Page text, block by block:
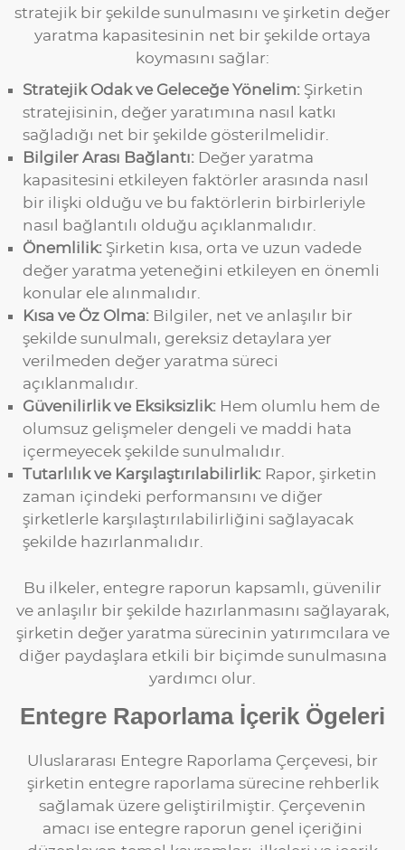
stratejik bir şekilde sunulmasını ve şirketin değer
yaratma kapasitesinin net bir şekilde ortaya
koymasını sağlar:
Stratejik Odak ve Geleceğe Yönelim: Şirketin
stratejisinin, değer yaratımına nasıl katkı
sağladığı net bir şekilde gösterilmelidir.
Bilgiler Arası Bağlantı: Değer yaratma
kapasitesini etkileyen faktörler arasında nasıl
bir ilişki olduğu ve bu faktörlerin birbirleriyle
nasıl bağlantılı olduğu açıklanmalıdır.
Önemlilik: Şirketin kısa, orta ve uzun vadede
değer yaratma yeteneğini etkileyen en önemli
konular ele alınmalıdır.
Kısa ve Öz Olma: Bilgiler, net ve anlaşılır bir
şekilde sunulmalı, gereksiz detaylara yer
verilmeden değer yaratma süreci
açıklanmalıdır.
Güvenilirlik ve Eksiksizlik: Hem olumlu hem de
olumsuz gelişmeler dengeli ve maddi hata
içermeyecek şekilde sunulmalıdır.
Tutarlılık ve Karşılaştırılabilirlik: Rapor, şirketin
zaman içindeki performansını ve diğer
şirketlerle karşılaştırılabilirliğini sağlayacak
şekilde hazırlanmalıdır.
Bu ilkeler, entegre raporun kapsamlı, güvenilir
ve anlaşılır bir şekilde hazırlanmasını sağlayarak,
şirketin değer yaratma sürecinin yatırımcılara ve
diğer paydaşlara etkili bir biçimde sunulmasına
yardımcı olur.
Entegre Raporlama İçerik Ögeleri
Uluslararası Entegre Raporlama Çerçevesi, bir
şirketin entegre raporlama sürecine rehberlik
sağlamak üzere geliştirilmiştir. Çerçevenin
amacı ise entegre raporun genel içeriğini